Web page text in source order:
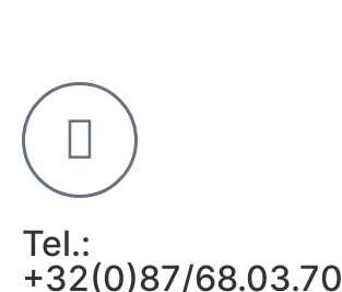
Tel.:
+32(0)87/68.03.70